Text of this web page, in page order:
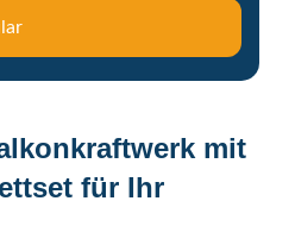
mit
für Ihr